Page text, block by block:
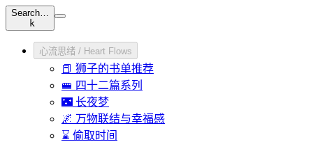
Search…
k
心流思绪 / Heart Flows
📕 狮子的书单推荐
🚝 四十二篇系列
🌃 长夜梦
🌌 万物联结与幸福感
⌛ 偷取时间